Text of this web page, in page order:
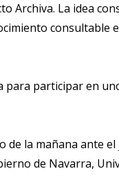
Archiva. La idea
consultable
participar en
de la mañana ante
de Navarra,